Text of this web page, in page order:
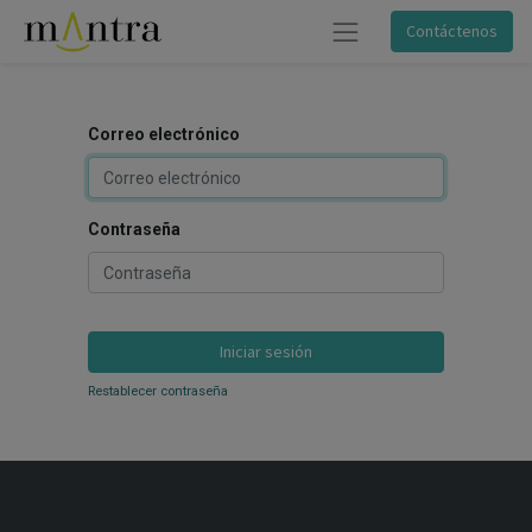
Contáctenos
Correo electrónico
Contraseña
Iniciar sesión
Restablecer contraseña